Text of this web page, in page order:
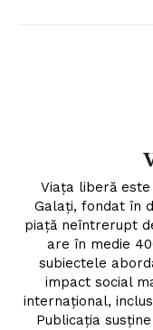
Viața liberă
Galați, fondat în
piață neîntrerupt
are în medie
subiectele
impact social
internaţional,
Publicaţia